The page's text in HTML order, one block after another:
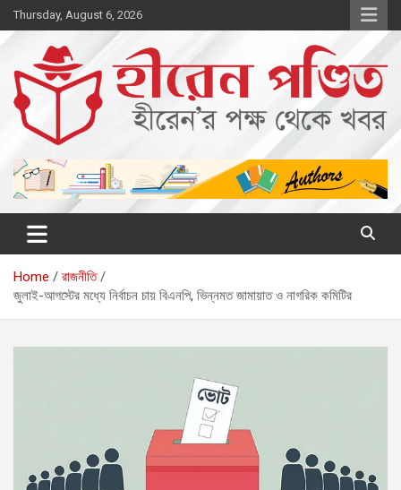
Skip
to
content
Thursday, August 6, 2026
হীরেন পণ্ডিত
Home
রাজনীতি
জুলাই-আগস্টের মধ্যে নির্বাচন চায় বিএনপি, ভিন্নমত জামায়াত ও নাগরিক কমিটির